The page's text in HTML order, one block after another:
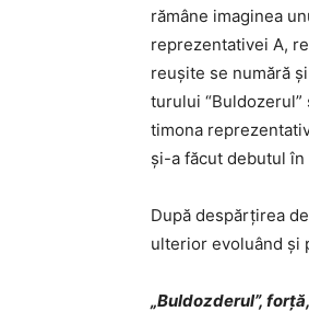
rămâne imaginea
reprezentativei A,
reuşite se numără
turului
timona
şi-a făcut debutul în
După despărțirea
ulterior evoluând și
„Buldozderul”,